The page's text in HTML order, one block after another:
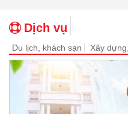
Dịch vụ
Du lịch, khách sạn Xây
vấn, hướng dẫn Thẩm mỹ, y tế